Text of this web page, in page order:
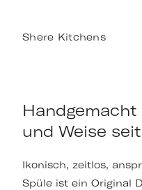
Shere Kitchens
und Weise
Ikonisch, zeitlos,
Spüle ist ein Original